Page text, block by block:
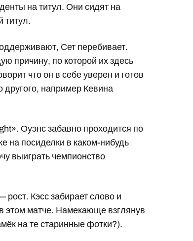
на титул. Они сидят на
титул.
Сет перебивает.
причину, по которой их здесь
что он в себе уверен и готов
другого, например Кевина
Оуэнс забавно проходится по
на посиделки в каком-нибудь
выиграть чемпионство
рост. Кэсс забирает слово и
этом матче. Намекающе взглянув
на те старинные фотки?).